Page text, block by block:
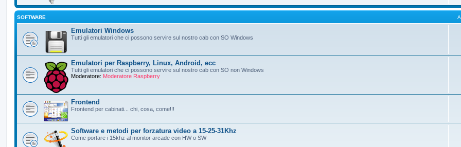
SOFTWARE
Emulatori Windows
Tutti gli emulatori che ci possono servire sul nostro cab con SO Windows
Emulatori per Raspberry, Linux, Android, ecc
Tutti gli emulatori che ci possono servire sul nostro cab con SO non Windows
Moderatore: Moderatore Raspberry
Frontend
Frontend per cabinati... chi, cosa, come!!!
Software e metodi per forzatura video a 15-25-31Khz
Come portare i 15khz al monitor arcade con HW o SW